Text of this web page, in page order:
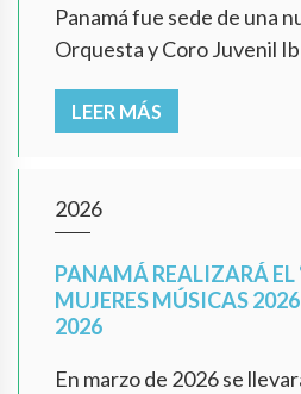
Panamá fue sede de una
Orquesta y Coro Juvenil
LEER MÁS
2026
PANAMÁ REALIZARÁ EL
MUJERES MÚSICAS
2026
En marzo de 2026 se